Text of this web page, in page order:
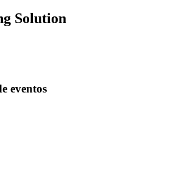
Solution
eventos